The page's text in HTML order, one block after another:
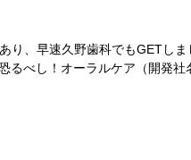
り、早速久野歯科でもGETしま
るべし！オーラルケア（開発社